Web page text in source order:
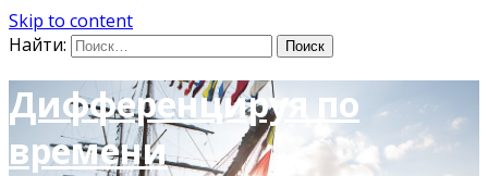
Skip to content
Найти:
Дифференцируя по
времени